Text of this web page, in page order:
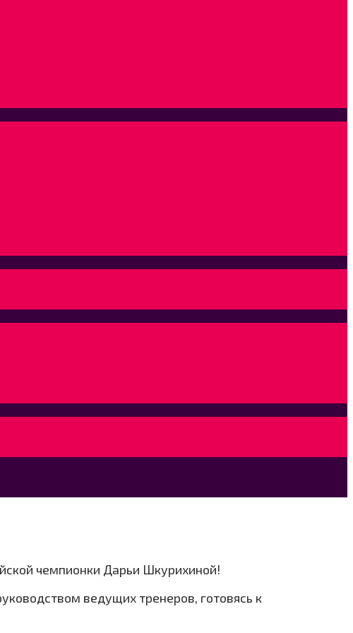
чемпионки Дарьи Шкурихиной!
ведущих тренеров, готовясь к